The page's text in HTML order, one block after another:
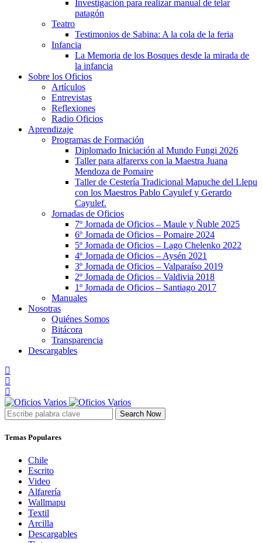
Investigación para realizar manual de telar
patagón
Teatro
Testimonios de Sabina: A la cola de la feria
Infancia
La Memoria de los Bosques desde la mirada de
la infancia
Sobre los Oficios
Artículos
Entrevistas
Reflexiones
Radio Oficios
Aprendizaje
Programas de Formación
Diplomado Iniciación al Mundo Fungi 2026
Taller para alfarerxs con la Maestra Juana
Mendoza de Pomaire
Taller de Cestería Tradicional Mapuche del Llepu
con los Maestros Pablo Cayulef y Gerardo
Cayulef.
Jornadas de Oficios
7º Jornada de Oficios – Maule y Ñuble 2025
6º Jornada de Oficios – Pomaire 2024
5º Jornada de Oficios – Lago Chelenko 2022
4º Jornada de Oficios – Aysén 2021
3º Jornada de Oficios – Valparaíso 2019
2º Jornada de Oficios – Valdivia 2018
1º Jornada de Oficios – Santiago 2017
Manuales
Nosotras
Quiénes Somos
Bitácora
Transparencia
Descargables
Search Now
Temas Populares
Chile
Escrito
Video
Alfarería
Wallmapu
Textil
Arcilla
Descargables